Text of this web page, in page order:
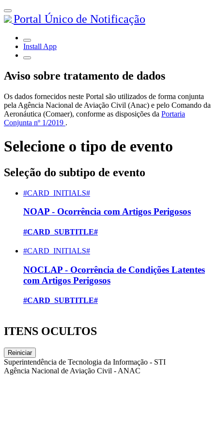
Portal Único de Notificação
Install App
Aviso sobre tratamento de dados
Os dados fornecidos neste Portal são utilizados de forma conjunta
pela Agência Nacional de Aviação Civil (Anac) e pelo Comando da
Aeronáutica (Comaer), conforme as disposições da Portaria
Conjunta nº 1/2019 .
Selecione o tipo de evento
Seleção do subtipo de evento
#CARD_INITIALS#
NOAP - Ocorrência com Artigos Perigosos
#CARD_SUBTITLE#
#CARD_INITIALS#
NOCLAP - Ocorrência de Condições Latentes
com Artigos Perigosos
#CARD_SUBTITLE#
ITENS OCULTOS
Reiniciar
Superintendência de Tecnologia da Informação - STI
Agência Nacional de Aviação Civil - ANAC